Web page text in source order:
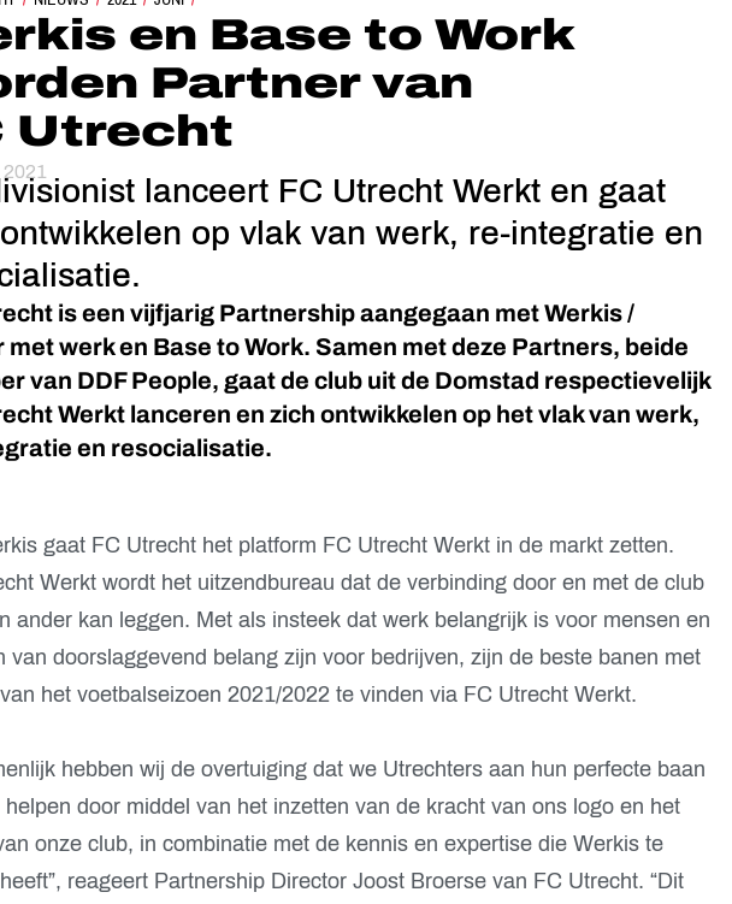
en Base to Work
Partner van
Utrecht
lanceert FC Utrecht Werkt en gaat
op vlak van werk, re-integratie en
is een vijfjarig Partnership aangegaan met Werkis /
met werk en Base to Work. Samen met deze Partners, beide
van DDF People, gaat de club uit de Domstad respectievelijk
Werkt lanceren en zich ontwikkelen op het vlak van werk,
en resocialisatie.
gaat FC Utrecht het platform FC Utrecht Werkt in de markt zetten.
Werkt wordt het uitzendbureau dat de verbinding door en met de club
ander kan leggen. Met als insteek dat werk belangrijk is voor mensen en
van doorslaggevend belang zijn voor bedrijven, zijn de beste banen met
het voetbalseizoen 2021/2022 te vinden via FC Utrecht Werkt.
hebben wij de overtuiging dat we Utrechters aan hun perfecte baan
helpen door middel van het inzetten van de kracht van ons logo en het
onze club, in combinatie met de kennis en expertise die Werkis te
reageert Partnership Director Joost Broerse van FC Utrecht. “Dit